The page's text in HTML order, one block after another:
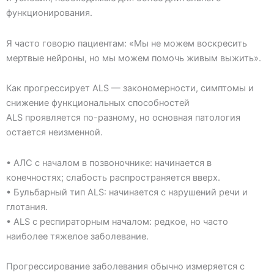
функционирования.
Я часто говорю пациентам: «Мы не можем воскресить
мертвые нейроны, но мы можем помочь живым выжить».
Как прогрессирует ALS — закономерности, симптомы и
снижение функциональных способностей
ALS проявляется по-разному, но основная патология
остается неизменной.
• АЛС с началом в позвоночнике: начинается в
конечностях; слабость распространяется вверх.
• Бульбарный тип АLS: начинается с нарушений речи и
глотания.
• АLS с респираторным началом: редкое, но часто
наиболее тяжелое заболевание.
Прогрессирование заболевания обычно измеряется с